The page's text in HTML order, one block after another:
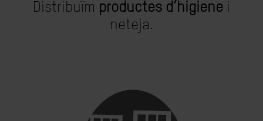
Distribuïm productes d’higiene i
neteja.